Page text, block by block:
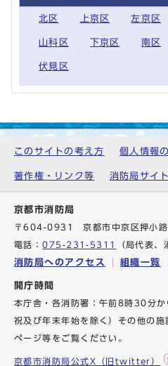
北区 上京区 左京区
山科区 下京区 南区
伏見区
このサイトの考え方 個人情報
著作権・リンク等 消防局サイ
京都市消防局
〒604-0931 京都市中京区押小
電話：075-231-5311 （局代表
消防局へのアクセス 組織一覧
開庁時間
本庁舎・各消防署：午前8時30分
祝及び年末年始を除く）その他の
ページ等をご覧ください。
京都市消防局公式X（旧twitter）